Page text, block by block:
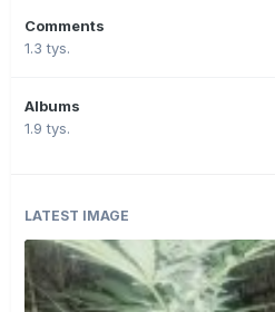
Comments
1.3 tys.
Albums
1.9 tys.
LATEST IMAGE